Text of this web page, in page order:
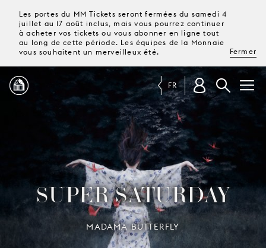
Les portes du MM Tickets seront fermées du samedi 4
juillet au 17 août inclus, mais vous pourrez continuer
à acheter vos tickets ou vous abonner en ligne tout
au long de cette période. Les équipes de la Monnaie
vous souhaitent un merveilleux été.
Fermer
PROGRAMME
MAGAZINE
TICKETS &
ABONNEMENTS
VOTRE
FR
SUPER SATURDAY
MADAMA BUTTERFLY